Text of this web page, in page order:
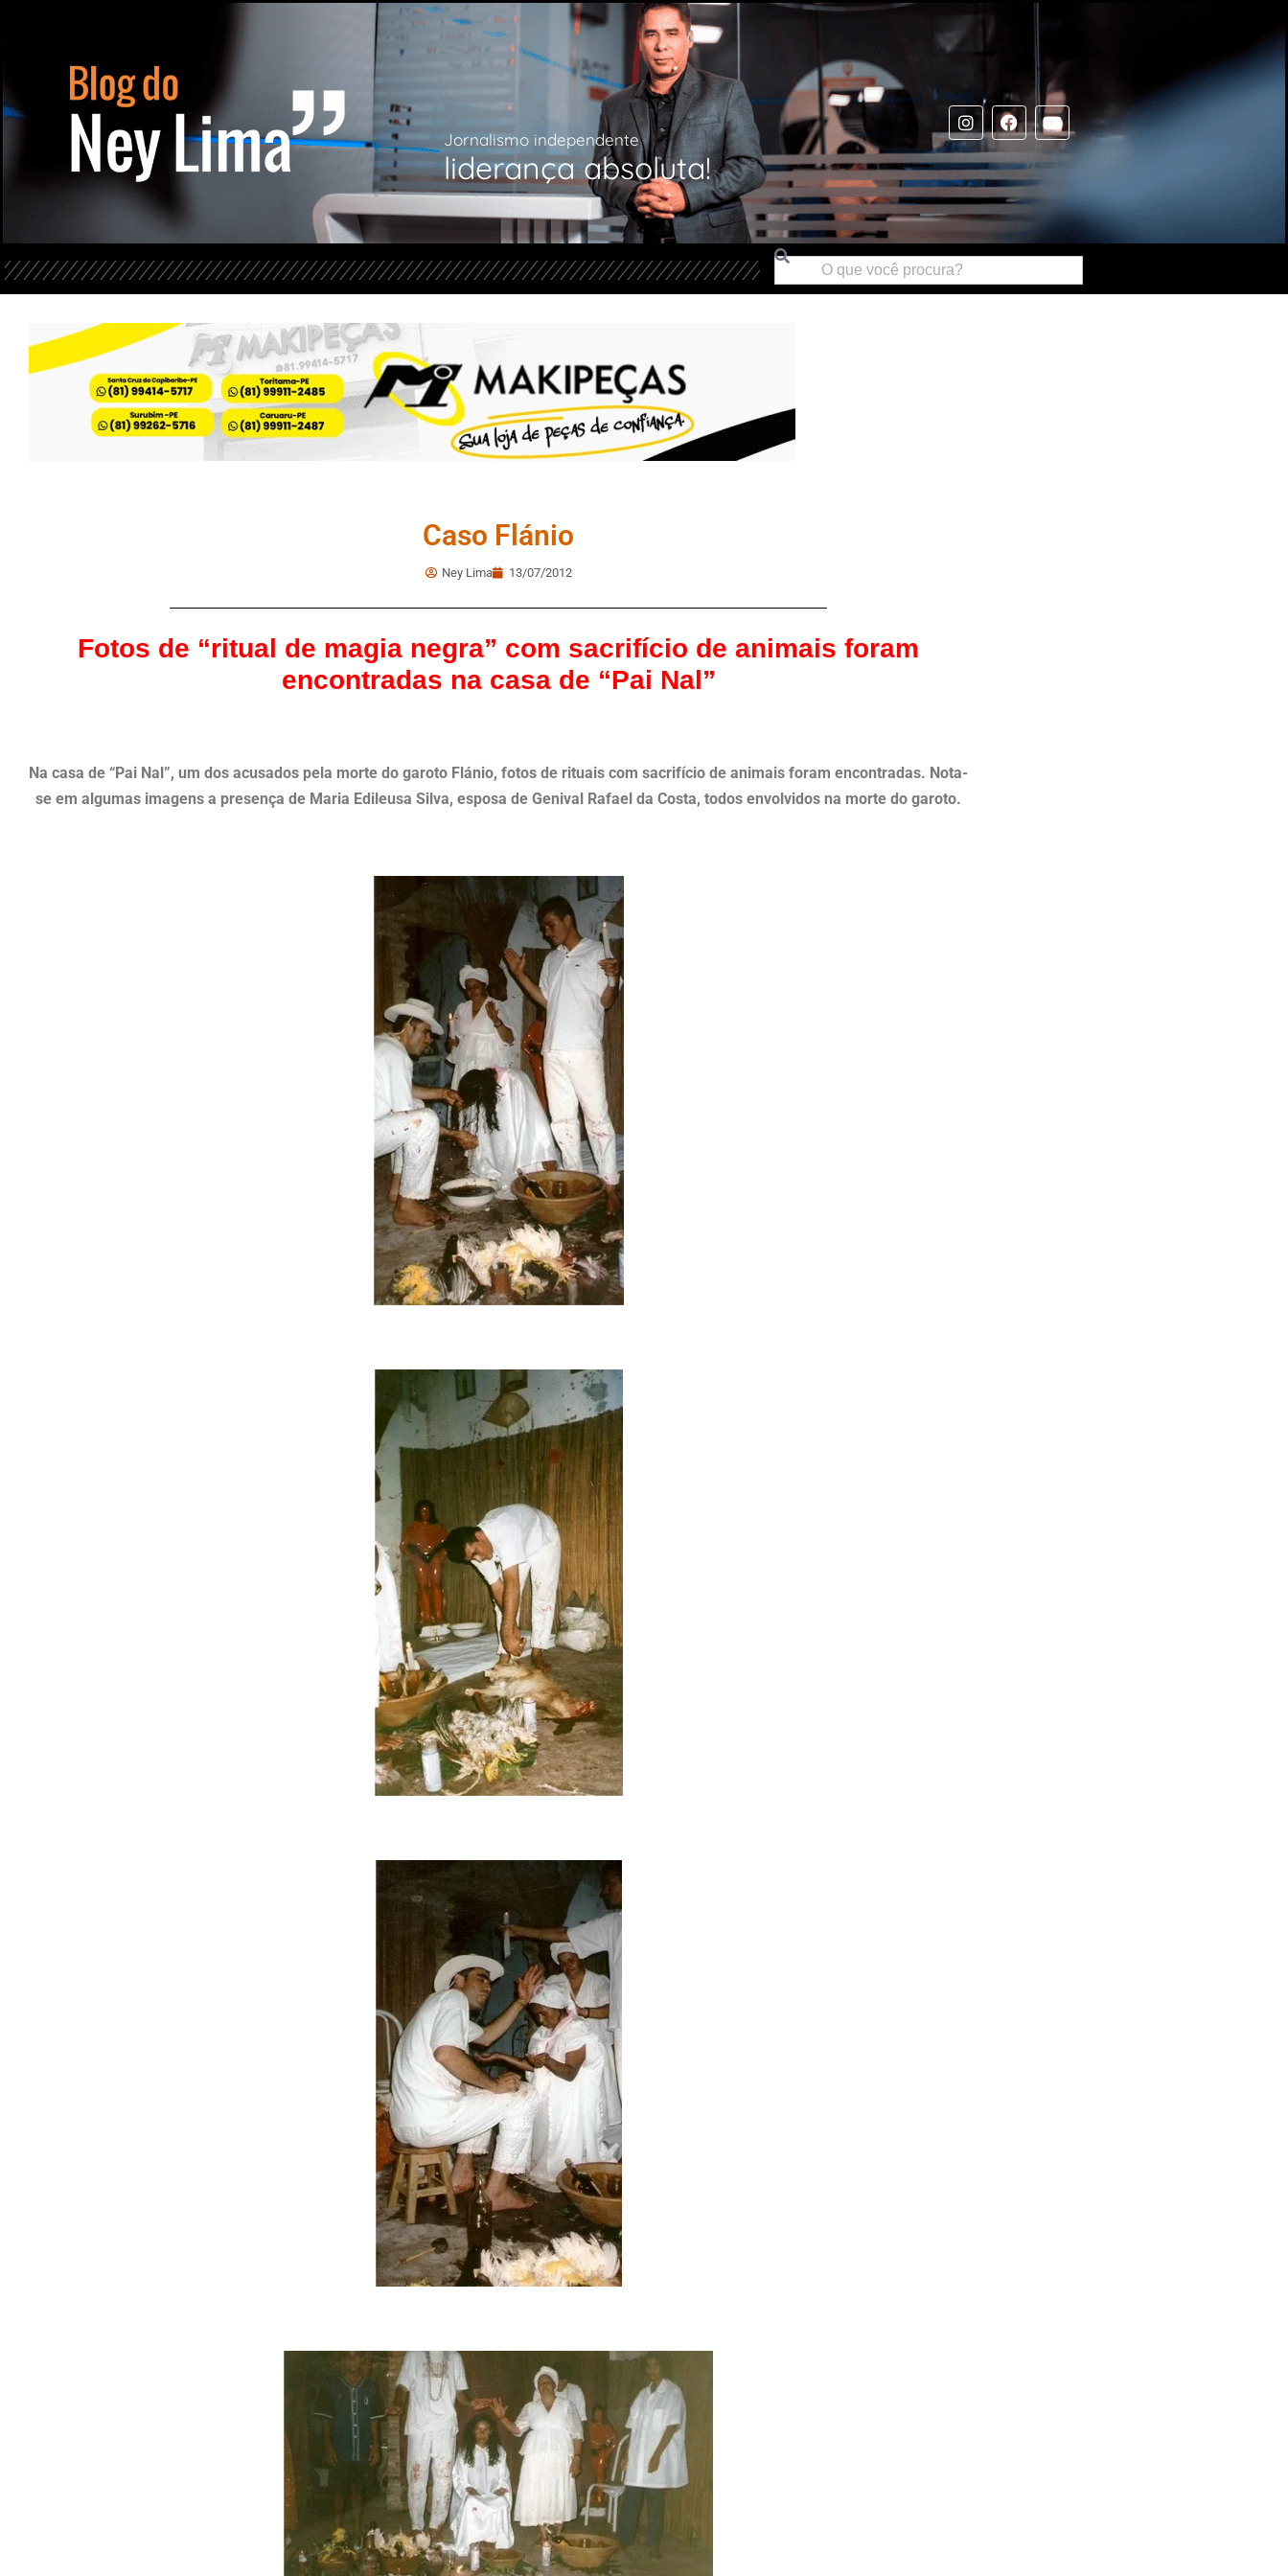
Jornalismo independente
liderança absoluta!
Caso Flánio
Ney Lima 13/07/2012
Fotos de “ritual de magia negra” com sacrifício de animais foram
encontradas na casa de “Pai Nal”
Na casa de “Pai Nal”, um dos acusados pela morte do garoto Flánio, fotos de rituais com sacrifício de animais foram encontradas. Nota-
se em algumas imagens a presença de Maria Edileusa Silva, esposa de Genival Rafael da Costa, todos envolvidos na morte do garoto.